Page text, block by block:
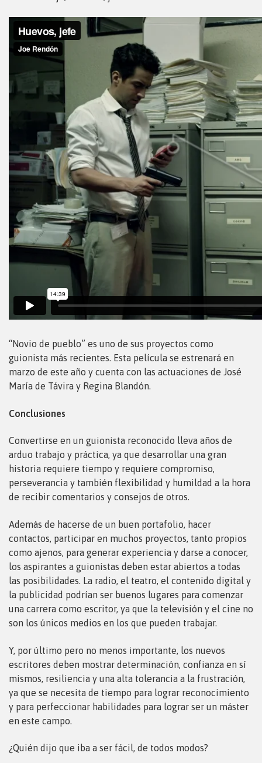
“Novio de pueblo” es uno de sus proyectos como
guionista más recientes. Esta película se estrenará en
marzo de este año y cuenta con las actuaciones de José
María de Távira y Regina Blandón.
Conclusiones
Convertirse en un guionista reconocido lleva años de
arduo trabajo y práctica, ya que desarrollar una gran
historia requiere tiempo y requiere compromiso,
perseverancia y también flexibilidad y humildad a la hora
de recibir comentarios y consejos de otros.
Además de hacerse de un buen portafolio, hacer
contactos, participar en muchos proyectos, tanto propios
como ajenos, para generar experiencia y darse a conocer,
los aspirantes a guionistas deben estar abiertos a todas
las posibilidades. La radio, el teatro, el contenido digital y
la publicidad podrían ser buenos lugares para comenzar
una carrera como escritor, ya que la televisión y el cine no
son los únicos medios en los que pueden trabajar.
Y, por último pero no menos importante, los nuevos
escritores deben mostrar determinación, confianza en sí
mismos, resiliencia y una alta tolerancia a la frustración,
ya que se necesita de tiempo para lograr reconocimiento
y para perfeccionar habilidades para lograr ser un máster
en este campo.
¿Quién dijo que iba a ser fácil, de todos modos?